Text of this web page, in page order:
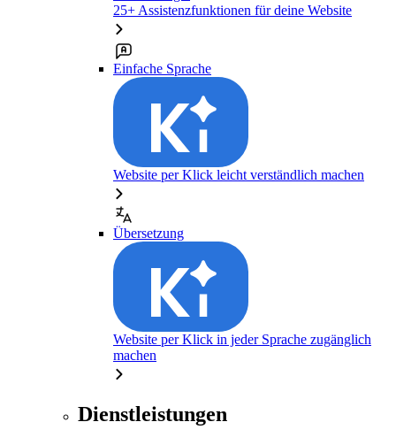
25+ Assistenzfunktionen für deine Website
Einfache Sprache
Website per Klick leicht verständlich machen
Übersetzung
Website per Klick in jeder Sprache zugänglich
machen
Dienstleistungen